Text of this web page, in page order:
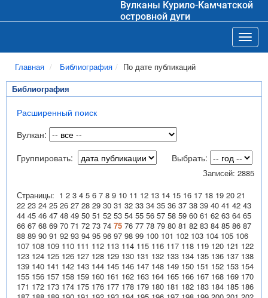
Вулканы Курило-Камчатской
островной дуги
Главная Библиография По дате публикаций
Библиография
Расширенный поиск
Вулкан:
Группировать:
Выбрать:
Записей: 2885
Страницы: 1 2 3 4 5 6 7 8 9 10 11 12 13 14 15 16 17 18 19 20 21
22 23 24 25 26 27 28 29 30 31 32 33 34 35 36 37 38 39 40 41 42 43
44 45 46 47 48 49 50 51 52 53 54 55 56 57 58 59 60 61 62 63 64 65
66 67 68 69 70 71 72 73 74 75 76 77 78 79 80 81 82 83 84 85 86 87
88 89 90 91 92 93 94 95 96 97 98 99 100 101 102 103 104 105 106
107 108 109 110 111 112 113 114 115 116 117 118 119 120 121 122
123 124 125 126 127 128 129 130 131 132 133 134 135 136 137 138
139 140 141 142 143 144 145 146 147 148 149 150 151 152 153 154
155 156 157 158 159 160 161 162 163 164 165 166 167 168 169 170
171 172 173 174 175 176 177 178 179 180 181 182 183 184 185 186